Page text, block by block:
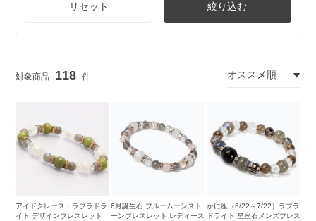
リセット 絞り込む
118
アイドクレース・ラブラドラ
イト デザインブレスレット
6月誕生石 ブルームーンスト
ーンブレスレット レディース
かに座（6/22～7/22）ラブラ
ドライト 星座石メンズブレス